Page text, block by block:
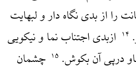
را از بدی نگاه دار و لبهایت
۱۴ ازبدی اجتناب نما و نیکویی
در‌پی آن بکوش. ۱۵ چشمان